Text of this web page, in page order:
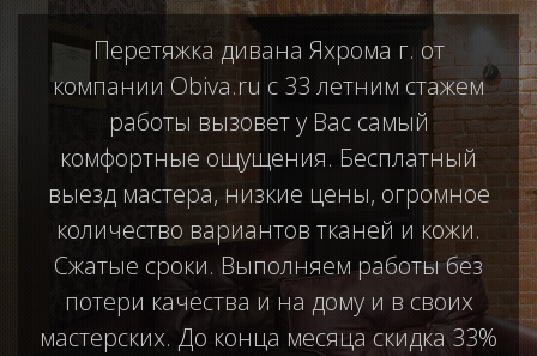
Перетяжка дивана Яхрома г. от
компании Obiva.ru с 33 летним стажем
работы вызовет у Вас самый
комфортные ощущения. Бесплатный
выезд мастера, низкие цены, огромное
количество вариантов тканей и кожи.
Сжатые сроки. Выполняем работы без
потери качества и на дому и в своих
мастерских. До конца месяца скидка 33%